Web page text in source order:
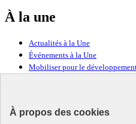
À propos des cookies
À la une
Actualités à la Une
Événements à la Une
Mobiliser pour le
Ressources